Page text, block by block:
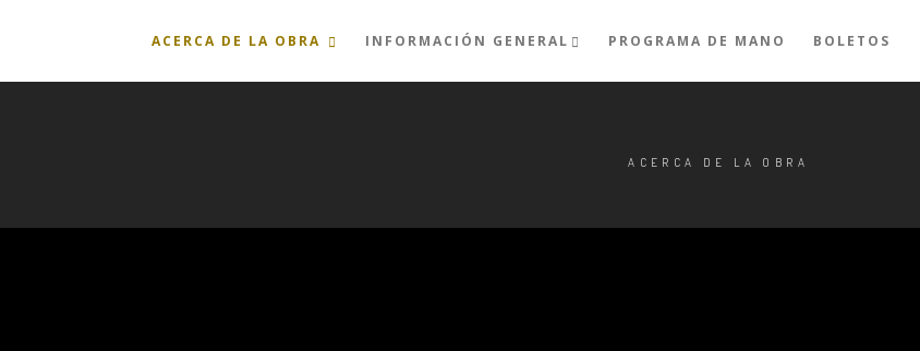
ACERCA DE LA OBRA INFORMACIÓN GENERAL PROGRAMA DE MANO BOLETOS
ACERCA DE LA OBRA